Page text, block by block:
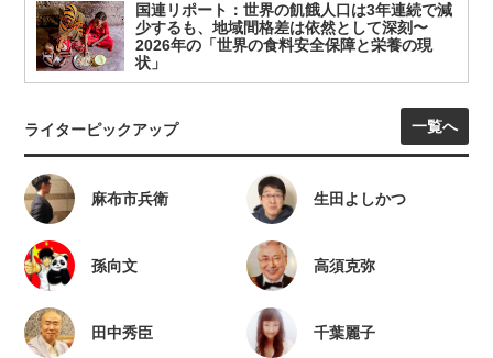
国連リポート：世界の飢餓人口は3年連続で減
少するも、地域間格差は依然として深刻〜
2026年の「世界の食料安全保障と栄養の現
状」
ライターピックアップ 一覧へ
麻布市兵衛 生田よしかつ
孫向文 高須克弥
田中秀臣 千葉麗子